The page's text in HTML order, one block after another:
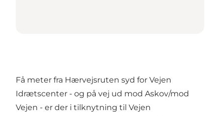
Få meter fra Hærvejsruten syd for Vejen
Idrætscenter - og på vej ud mod Askov/mod
Vejen - er der i tilknytning til Vejen